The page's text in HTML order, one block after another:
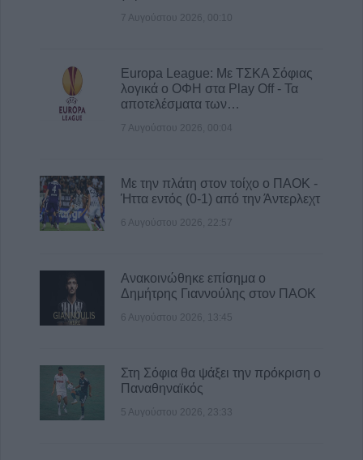
7 Αυγούστου 2026, 00:10
Europa League: Με ΤΣΚΑ Σόφιας
λογικά ο ΟΦΗ στα Play Off - Τα
αποτελέσματα των…
7 Αυγούστου 2026, 00:04
Με την πλάτη στον τοίχο ο ΠΑΟΚ -
Ήττα εντός (0-1) από την Άντερλεχτ
6 Αυγούστου 2026, 22:57
Ανακοινώθηκε επίσημα ο
Δημήτρης Γιαννούλης στον ΠΑΟΚ
6 Αυγούστου 2026, 13:45
Στη Σόφια θα ψάξει την πρόκριση ο
Παναθηναϊκός
5 Αυγούστου 2026, 23:33